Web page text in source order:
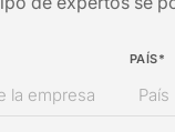
PAÍS*